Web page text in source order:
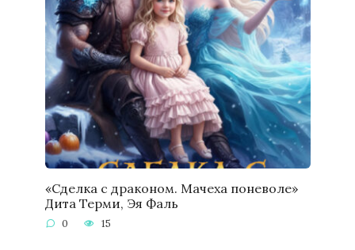
«Сделка с драконом. Мачеха поневоле»
Дита Терми, Эя Фаль
0 15